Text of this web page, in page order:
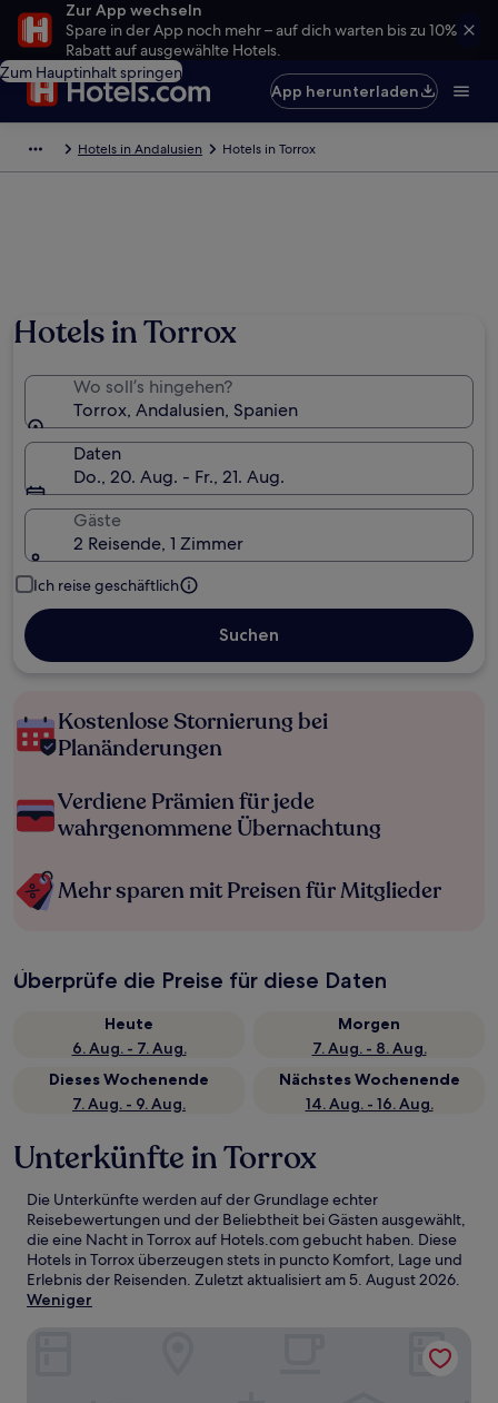
Zur App wechseln
Spare in der App noch mehr – auf dich warten bis zu 10%
Rabatt auf ausgewählte Hotels.
Zum Hauptinhalt springen
App herunterladen
Hotels in Andalusien Hotels in Torrox
Hotels in Torrox
Wo soll’s hingehen?
Torrox, Andalusien, Spanien
Daten
Do., 20. Aug. - Fr., 21. Aug.
Gäste
2 Reisende, 1 Zimmer
Ich reise geschäftlich
Suchen
Kostenlose Stornierung bei
Planänderungen
Verdiene Prämien für jede
wahrgenommene Übernachtung
Mehr sparen mit Preisen für Mitglieder
Überprüfe die Preise für diese Daten
Heute
6. Aug. - 7. Aug.
Morgen
7. Aug. - 8. Aug.
Dieses Wochenende
7. Aug. - 9. Aug.
Nächstes Wochenende
14. Aug. - 16. Aug.
Unterkünfte in Torrox
Die Unterkünfte werden auf der Grundlage echter
Reisebewertungen und der Beliebtheit bei Gästen ausgewählt,
die eine Nacht in Torrox auf Hotels.com gebucht haben. Diese
Hotels in Torrox überzeugen stets in puncto Komfort, Lage und
Erlebnis der Reisenden. Zuletzt aktualisiert am5. August 2026.
Weniger